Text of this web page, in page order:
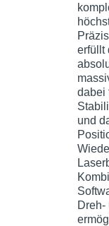
erfüllt
dabei
und
Dreh-